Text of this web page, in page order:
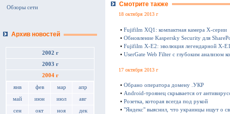
Обзоры сети
Архив новостей
2002 г
2003 г
2004 г
янв фев мар апр
май июн июл авг
сен окт ноя дек
Смотрите также
18 октября 2013 г
• Fujifilm XQ1: компактная камера Х-серии
• Обновление Kaspersky Security для
• Fujifilm X-E2: эволюция легендарной X-
• UserGate Web Filter с глубоким анализом
17 октября 2013 г
• Обрано оператора домену .УКР
• Android-троянец скрывается от
• Розетка, которая всегда под рукой
• "Яндекс" выяснил, что украинцы ищут о